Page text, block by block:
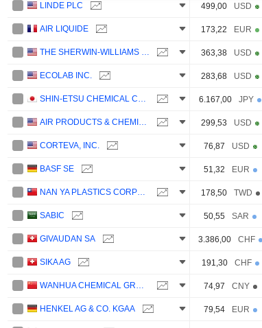
LINDE PLC 499,00 USD
AIR LIQUIDE 173,22 EUR
THE SHERWIN-WILLIAMS COMPANY 363,38 USD
ECOLAB INC. 283,68 USD
SHIN-ETSU CHEMICAL CO., LTD. 6.167,00 JPY
AIR PRODUCTS & CHEMICALS, INC. 299,53 USD
CORTEVA, INC. 76,87 USD
BASF SE 51,32 EUR
NAN YA PLASTICS CORPORATION 178,50 TWD
SABIC 50,55 SAR
GIVAUDAN SA 3.386,00 CHF
SIKA AG 191,30 CHF
WANHUA CHEMICAL GROUP CO., LTD. 74,97 CNY
HENKEL AG & CO. KGAA 79,54 EUR